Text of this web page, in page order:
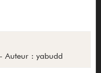
Auteur : yabudd